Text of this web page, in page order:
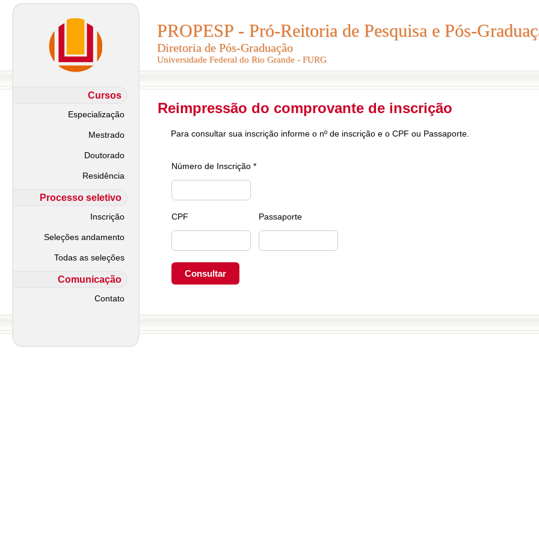
PROPESP - Pró-Reitoria de Pesquisa e Pós-
Diretoria de Pós-Graduação
Universidade Federal do Rio Grande - FURG
PROPESP - Pró-Reitoria de Pesquisa e Pós-
Diretoria de Pós-Graduação
Universidade Federal do Rio Grande - FURG
Cursos
Especialização
Mestrado
Doutorado
Residência
Processo seletivo
Inscrição
Seleções andamento
Todas as seleções
Comunicação
Contato
Reimpressão do comprovante de inscrição
Para consultar sua inscrição informe o nº de inscrição e o CPF ou Passaporte.
Número de Inscrição *
CPF Passaporte